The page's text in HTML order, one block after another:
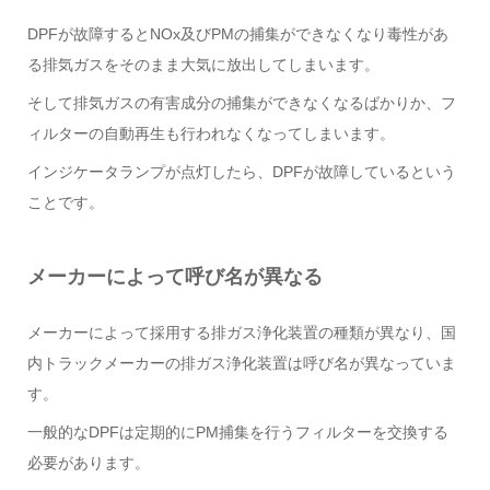
DPFが故障するとNOx及びPMの捕集ができなくなり毒性があ
る排気ガスをそのまま大気に放出してしまいます。
そして排気ガスの有害成分の捕集ができなくなるばかりか、フ
ィルターの自動再生も行われなくなってしまいます。
インジケータランプが点灯したら、DPFが故障しているという
ことです。
メーカーによって呼び名が異なる
メーカーによって採用する排ガス浄化装置の種類が異なり、国
内トラックメーカーの排ガス浄化装置は呼び名が異なっていま
す。
一般的なDPFは定期的にPM捕集を行うフィルターを交換する
必要があります。